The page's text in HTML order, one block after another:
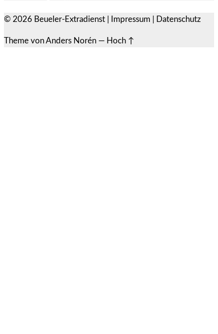
© 2026 Beueler-Extradienst Impressum Datenschutz
Theme vonAnders Norén — Hoch ↑